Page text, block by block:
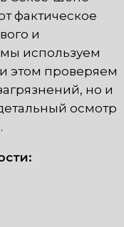
фактическое
и
используем
этом проверяем
но и
осмотр